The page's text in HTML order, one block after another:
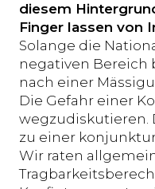
diesem
Finger lassen von
Solange die
negativen Bereich
nach einer
Die Gefahr einer
wegzudiskutieren.
zu einer
Wir raten